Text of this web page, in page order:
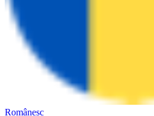
Românesc